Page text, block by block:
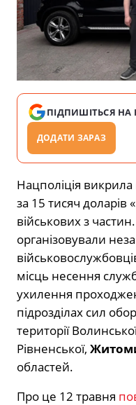
ПІДПИШІТЬСЯ НА
ДОДАТИ ЗАРАЗ
Нацполіція викрила
за 15 тисяч доларів
військових з
організовували
місць несення
ухилення
підрозділах сил
території
Рівненської,
областей.
Про це 12 травня